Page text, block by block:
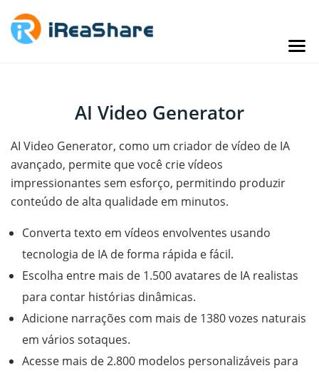
AI Video Generator
AI Video Generator, como um criador de vídeo de IA
avançado, permite que você crie vídeos
impressionantes sem esforço, permitindo produzir
conteúdo de alta qualidade em minutos.
Converta texto em vídeos envolventes usando
tecnologia de IA de forma rápida e fácil.
Escolha entre mais de 1.500 avatares de IA realistas
para contar histórias dinâmicas.
Adicione narrações com mais de 1380 vozes naturais
em vários sotaques.
Acesse mais de 2.800 modelos personalizáveis ​​para